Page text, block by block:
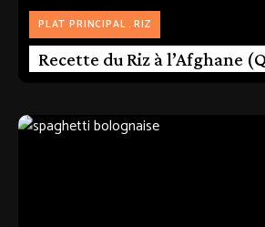
PLAT PRINCIPAL RIZ
Recette du Riz à l’Afghane